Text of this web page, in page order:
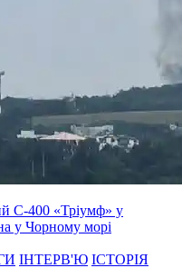
С-400 «Тріумф» у
у Чорному морі
ІНТЕРВ'Ю ІСТОРІЯ